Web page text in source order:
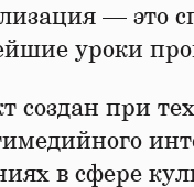
— это
уроки
создан при
в сфере